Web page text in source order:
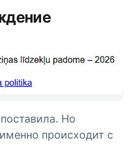
Но
происходит с